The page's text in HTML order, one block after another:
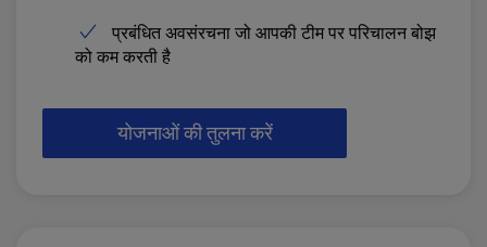
प्रबंधित अवसंरचना जो आपकी टीम पर परिचालन बोझ
को कम करती है
योजनाओं की तुलना करें